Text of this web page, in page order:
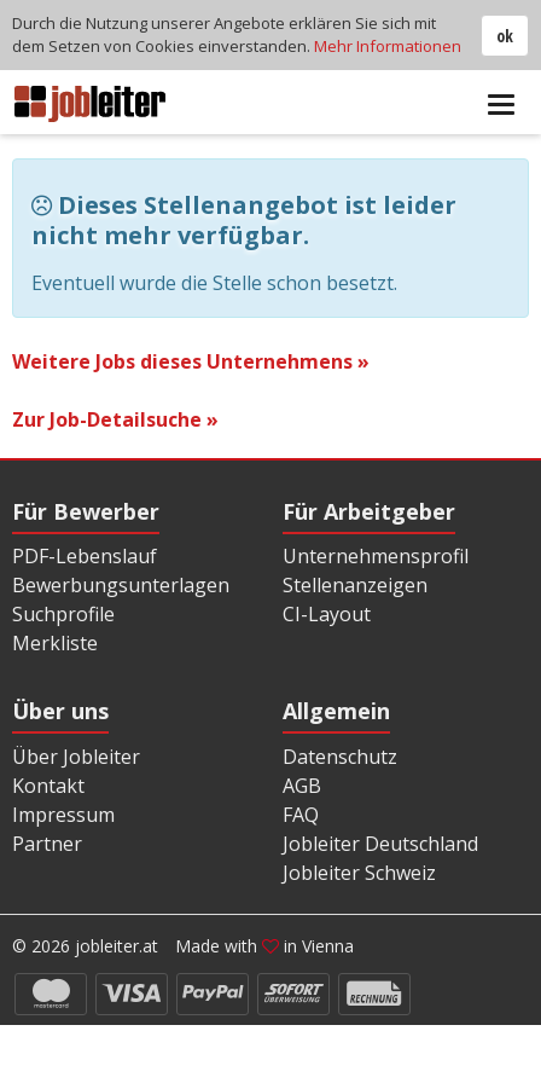
Dieses Stellenangebot ist leider
nicht mehr verfügbar.
Eventuell wurde die Stelle schon besetzt.
Weitere Jobs dieses Unternehmens »
Zur Job-Detailsuche »
Für Bewerber
PDF-Lebenslauf
Bewerbungsunterlagen
Suchprofile
Merkliste
Für Arbeitgeber
Unternehmensprofil
Stellenanzeigen
CI-Layout
Über uns
Über Jobleiter
Kontakt
Impressum
Partner
Allgemein
Datenschutz
AGB
FAQ
Jobleiter Deutschland
Jobleiter Schweiz
© 2026 jobleiter.at Made with in Vienna
ok
Durch die Nutzung unserer Angebote erklären Sie sich mit
dem Setzen von Cookies einverstanden. Mehr Informationen